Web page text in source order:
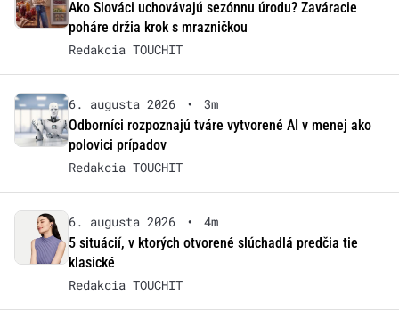
Ako Slováci uchovávajú sezónnu úrodu? Zaváracie
poháre držia krok s mrazničkou
Redakcia TOUCHIT
6. augusta 2026 •
3m
Odborníci rozpoznajú tváre vytvorené AI v menej ako
polovici prípadov
Redakcia TOUCHIT
6. augusta 2026 •
4m
5 situácií, v ktorých otvorené slúchadlá predčia tie
klasické
Redakcia TOUCHIT